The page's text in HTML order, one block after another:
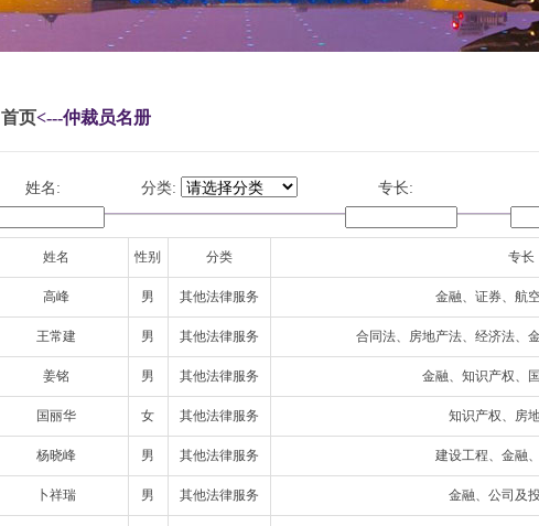
首页<---仲裁员名册
姓名: 分类: 专长:
姓名 性别 分类 专长
高峰 男 其他法律服务 金融、证券、航
王常建 男 其他法律服务 合同法、房地产法、经济法、
姜铭 男 其他法律服务 金融、知识产权、
国丽华 女 其他法律服务 知识产权、房
杨晓峰 男 其他法律服务 建设工程、金融
卜祥瑞 男 其他法律服务 金融、公司及